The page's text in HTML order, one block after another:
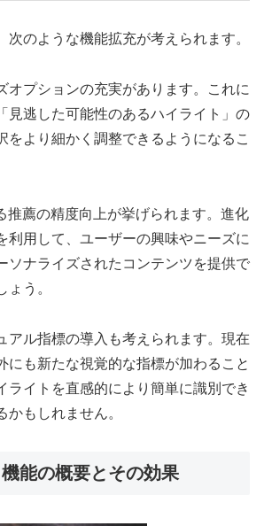
次のような機能拡充が考えられます。
オプションの充実があります。これに
見逃した可能性のあるハイライト」の
をより細かく調整できるようになるこ
推薦の精度向上が挙げられます。進化
利用して、ユーザーの興味やニーズに
ソナライズされたコンテンツを提供で
ょう。
アル指標の導入も考えられます。現在
にも新たな視覚的な指標が加わること
ライトを直感的により簡単に識別でき
かもしれません。
能の概要とその効果